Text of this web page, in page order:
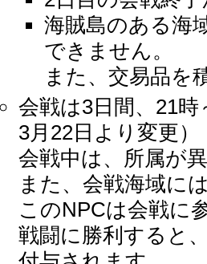
海賊島のある海
できません。
また、交易品を
会戦は3日間、21時
3月22日より変更）
会戦中は、所属が
また、会戦海域に
このNPCは会戦に
戦闘に勝利すると